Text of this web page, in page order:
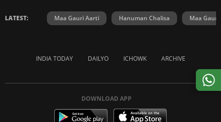
LATEST: Maa Gauri Aarti Hanuman Chalisa Maa Gauri
INDIA TODAY DAILYO ICHOWK ARCHIVE
DOWNLOAD APP